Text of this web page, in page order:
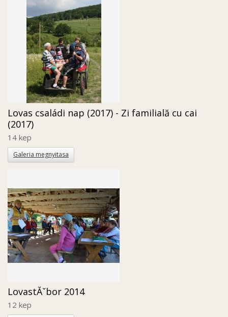
Lovas családi nap (2017) - Zi familială cu cai
(2017)
14 kep
Galeria megnyitasa
LovastĂˇbor 2014
12 kep